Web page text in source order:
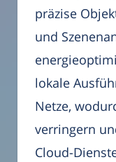
präzise
und
lokale
Netze,
verringern
Cloud-